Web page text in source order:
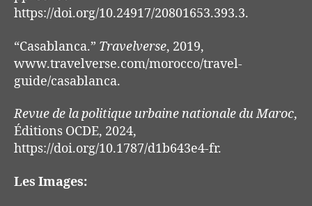
https://doi.org/10.24917/20801653.393.3.
“Casablanca.” Travelverse, 2019,
www.travelverse.com/morocco/travel-
guide/casablanca.
Revue de la politique urbaine nationale du Maroc,
Éditions OCDE, 2024,
https://doi.org/10.1787/d1b643e4-fr.
Les Images: